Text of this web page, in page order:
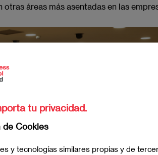
áreas más asentadas en las
tu privacidad.
Cookies
y tecnologías similares propias y de